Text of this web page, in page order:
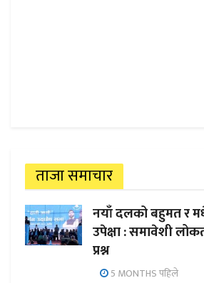
ताजा समाचार
नयाँ दलको बहुमत र
उपेक्षा : समावेशी
प्रश्न
5 MONTHS पहिले